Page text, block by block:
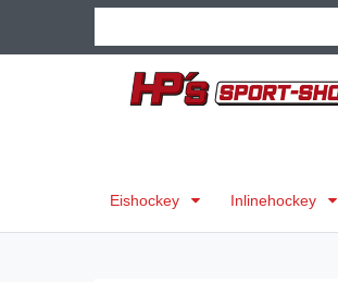
Eishockey Inlinehockey